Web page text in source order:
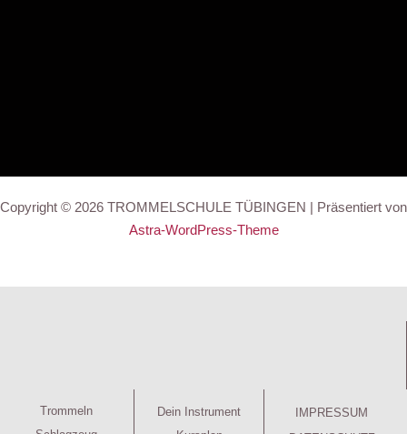
Copyright © 2026 TROMMELSCHULE TÜBINGEN | Präsentiert von
Astra-WordPress-Theme
Trommeln
Dein Instrument
IMPRESSUM